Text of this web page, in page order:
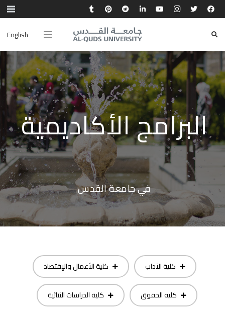
English
البرامج الأكاديمية
في جامعة القدس
كلية الآداب كلية الأعمال والإقتصاد
كلية الحقوق كلية الدراسات الثنائية